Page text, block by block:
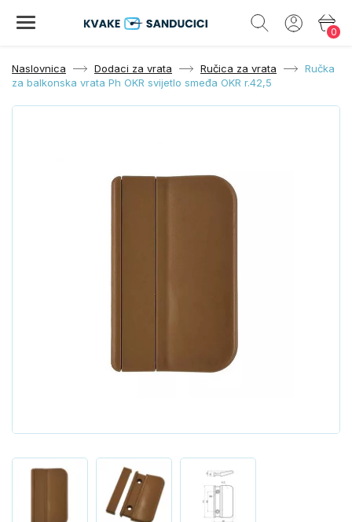
0
Naslovnica Dodaci za vrata Ručica za vrata
Ručka
za balkonska vrata Ph OKR svijetlo smeđa OKR r.42,5